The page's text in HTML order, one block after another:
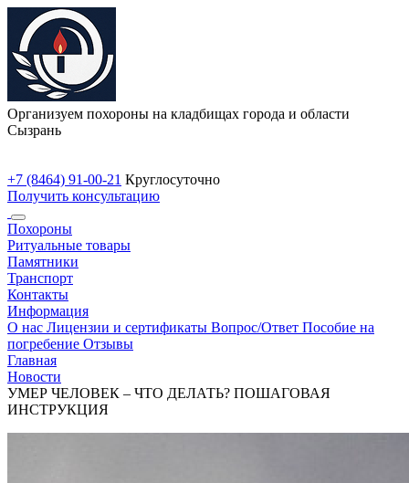
Организуем похороны на кладбищах города и области
Сызрань
+7 (8464) 91-00-21 Круглосуточно
Получить консультацию
Похороны
Ритуальные товары
Памятники
Транспорт
Контакты
Информация
О нас Лицензии и сертификаты Вопрос/Ответ Пособие на
погребение Отзывы
Главная
Новости
УМЕР ЧЕЛОВЕК – ЧТО ДЕЛАТЬ? ПОШАГОВАЯ
ИНСТРУКЦИЯ